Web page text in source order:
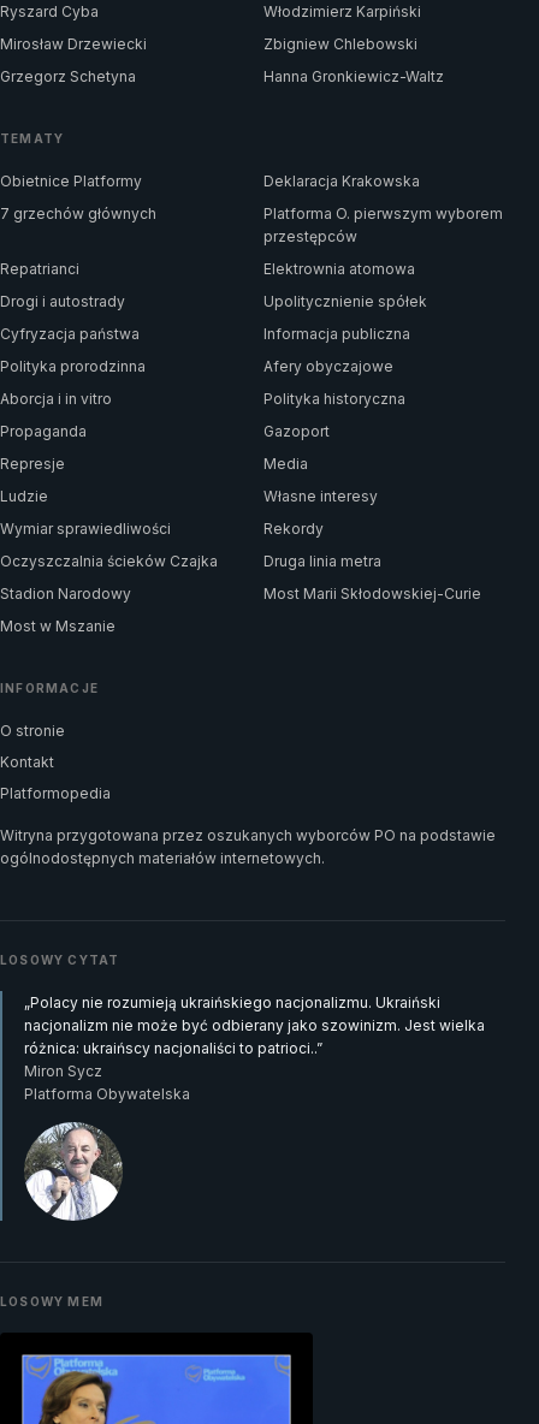
Ryszard Cyba
Włodzimierz Karpiński
Mirosław Drzewiecki
Zbigniew Chlebowski
Grzegorz Schetyna
Hanna Gronkiewicz-Waltz
TEMATY
Obietnice Platformy
Deklaracja Krakowska
7 grzechów głównych
Platforma O. pierwszym wyborem
przestępców
Repatrianci
Elektrownia atomowa
Drogi i autostrady
Upolitycznienie spółek
Cyfryzacja państwa
Informacja publiczna
Polityka prorodzinna
Afery obyczajowe
Aborcja i in vitro
Polityka historyczna
Propaganda
Gazoport
Represje
Media
Ludzie
Własne interesy
Wymiar sprawiedliwości
Rekordy
Oczyszczalnia ścieków Czajka
Druga linia metra
Stadion Narodowy
Most Marii Skłodowskiej-Curie
Most w Mszanie
INFORMACJE
O stronie
Kontakt
Platformopedia
Witryna przygotowana przez oszukanych wyborców PO na podstawie
ogólnodostępnych materiałów internetowych.
LOSOWY CYTAT
„Polacy nie rozumieją ukraińskiego nacjonalizmu. Ukraiński
nacjonalizm nie może być odbierany jako szowinizm. Jest wielka
różnica: ukraińscy nacjonaliści to patrioci..”
Miron Sycz
Platforma Obywatelska
LOSOWY MEM